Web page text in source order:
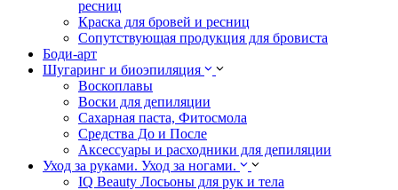
ресниц
Краска для бровей и ресниц
Сопутствующая продукция для бровиста
Боди-арт
Шугаринг и биоэпиляция
Воскоплавы
Воски для депиляции
Сахарная паста, Фитосмола
Средства До и После
Аксессуары и расходники для депиляции
Уход за руками. Уход за ногами.
IQ Beauty Лосьоны для рук и тела